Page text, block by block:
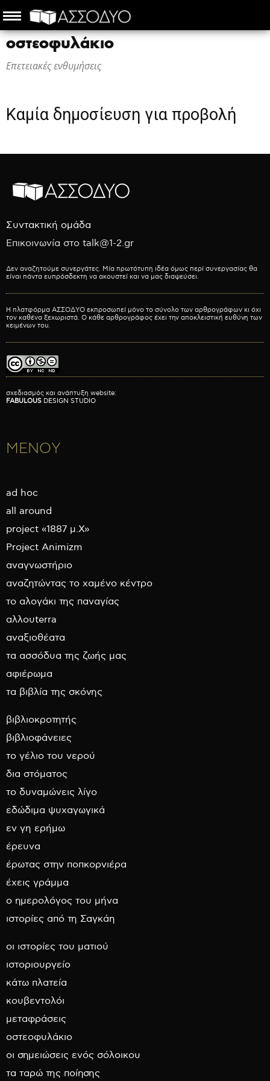
οστεοφυλάκιο
Επετειακές ενθυμήσεις
Καμία δημοσίευση για προβολή
Συντακτική ομάδα
Επικοινωνία στο talk@1-2.gr
Δεν αναζητούμε συνεργάτες. Μία πρωτότυπη ιδέα όμως περί συνεργασίας θα
είναι πάντα ευπρόσδεκτη να ακουστεί και να μας διαψεύσει.
Η πλατφόρμα ΑΣΣΟΔΥΟ εκπροσωπεί μόνο το σύνολο των αρθρογράφων κι όχι
τον καθένα ξεχωριστά. Ο κάθε αρθρογράφος έχει την αποκλειστική ευθύνη των
κειμένων του.
σχεδιασμός και ανάπτυξη website:
FABULOUS DESIGN STUDIO
ΜΕΝΟΥ
ad hoc
all around
project «1887 μ.Χ»
Project Animizm
αναγνωστήριο
αναζητώντας το χαμένο κέντρο
το αλογάκι της παναγίας
αλλουterra
αναξιοθέατα
τα ασσόδυα της ζωής μας
αφιέρωμα
τα βιβλία της σκόνης
βιβλιοκροτητής
βιβλιοφάνειες
το γέλιο του νερού
δια στόματος
το δυναμώνεις λίγο
εδώδιμα ψυχαγωγικά
εν γη ερήμω
έρευνα
έρωτας στην ποπκορνιέρα
έχεις γράμμα
ο ημερολόγος του μήνα
ιστορίες από τη Σαγκάη
οι ιστορίες του ματιού
ιστοριουργείο
κάτω πλατεία
κουβεντολόι
μεταφράσεις
οστεοφυλάκιο
οι σημειώσεις ενός σόλοικου
τα ταρώ της ποίησης